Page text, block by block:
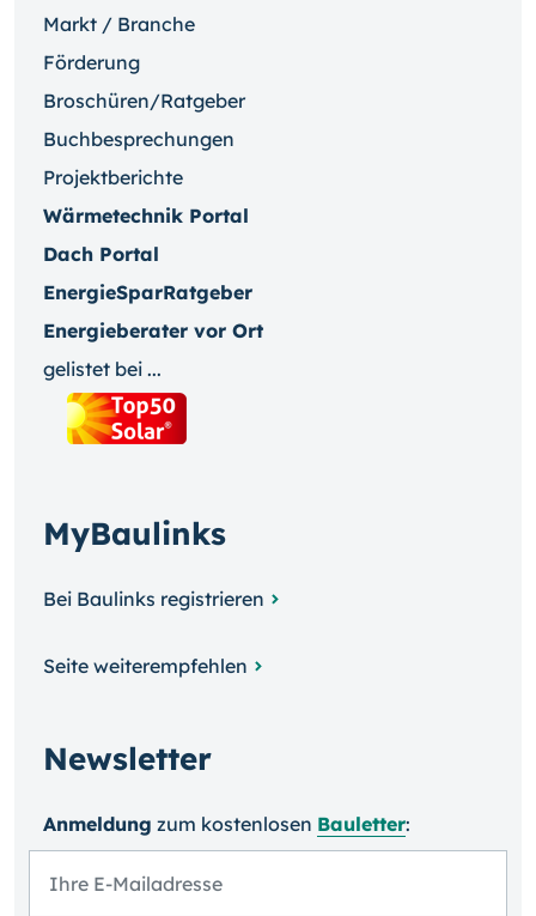
Markt / Branche
Förderung
Broschüren/Ratgeber
Buchbesprechungen
Projektberichte
Wärmetechnik Portal
Dach Portal
EnergieSparRatgeber
Energieberater vor Ort
gelistet bei ...
MyBaulinks
Bei Baulinks registrieren
Seite weiterempfehlen
Newsletter
Anmeldung zum kosten­losen Bauletter: